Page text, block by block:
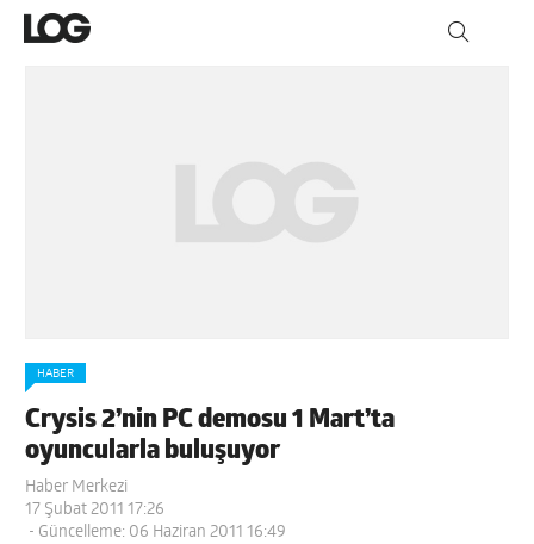
HABER
Crysis 2’nin PC demosu 1 Mart’ta
oyuncularla buluşuyor
Haber Merkezi
17 Şubat 2011 17:26
- Güncelleme: 06 Haziran 2011 16:49